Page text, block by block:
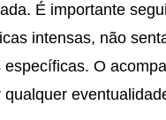
É importante
intensas, não
O